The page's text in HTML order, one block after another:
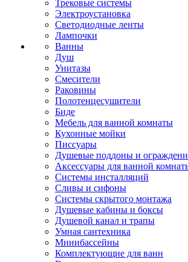
Трековые системы
Электроустановка
Светодиодные ленты
Лампочки
Ванны
Душ
Унитазы
Смесители
Раковины
Полотенцесушители
Биде
Мебель для ванной комнаты
Кухонные мойки
Писсуары
Душевые поддоны и
Аксессуары для ванной
Системы инсталляций
Сливы и сифоны
Системы скрытого монтажа
Душевые кабины и боксы
Душевой канал и трапы
Умная сантехника
Минибассейны
Комплектующие для ванн